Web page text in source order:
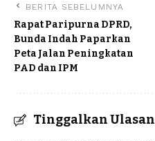
BERITA SEBELUMNYA
Rapat Paripurna DPRD,
Bunda Indah Paparkan
Peta Jalan Peningkatan
PAD dan IPM
Tinggalkan Ulasan